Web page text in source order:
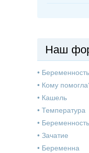
Наш
• Беременность
• Кому
• Кашель
• Температура
•
• Зачатие
• Беременна